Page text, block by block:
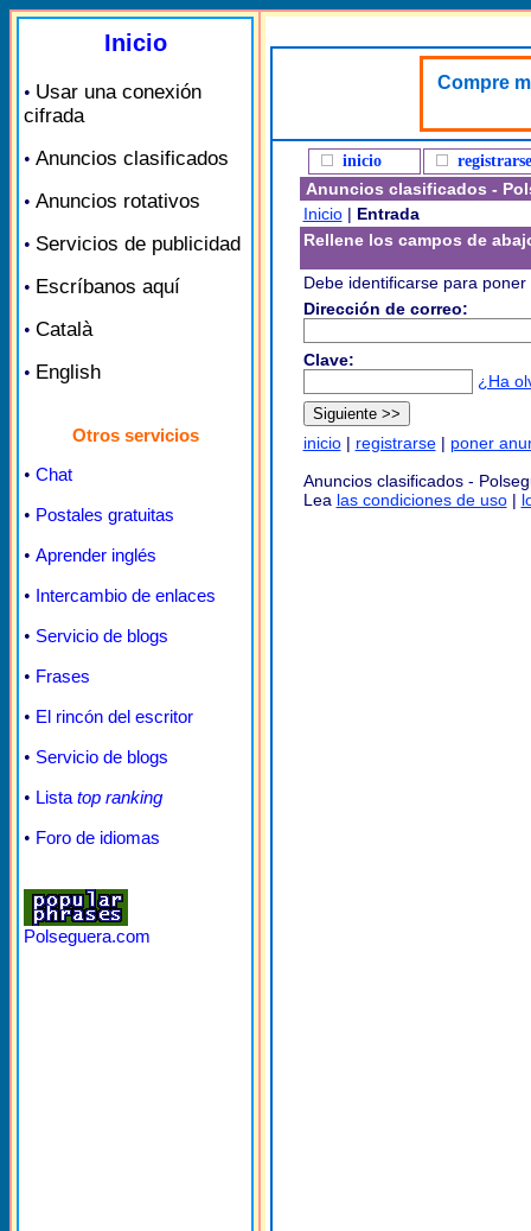
Inicio
• Usar una conexión
cifrada
• Anuncios clasificados
• Anuncios rotativos
• Servicios de publicidad
• Escríbanos aquí
• Català
• English
Otros servicios
• Chat
• Postales gratuitas
• Aprender inglés
• Intercambio de enlaces
• Servicio de blogs
• Frases
• El rincón del escritor
• Servicio de blogs
• Lista top ranking
• Foro de idiomas
Polseguera.com
Compre
inicio registrarse
Anuncios clasificados -
Inicio| Entrada
Rellene los campos de
Debe identificarse para
Dirección de correo:
Clave:
¿Ha
inicio| registrarse| poner
Anuncios clasificados -
Lea las condiciones de uso|